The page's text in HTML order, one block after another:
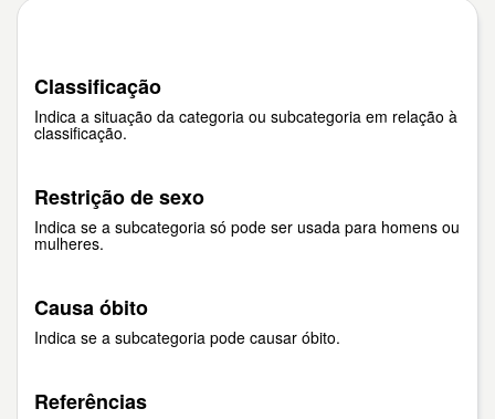
Classificação
Indica a situação da categoria ou subcategoria em relação à
classificação.
Restrição de sexo
Indica se a subcategoria só pode ser usada para homens ou
mulheres.
Causa óbito
Indica se a subcategoria pode causar óbito.
Referências